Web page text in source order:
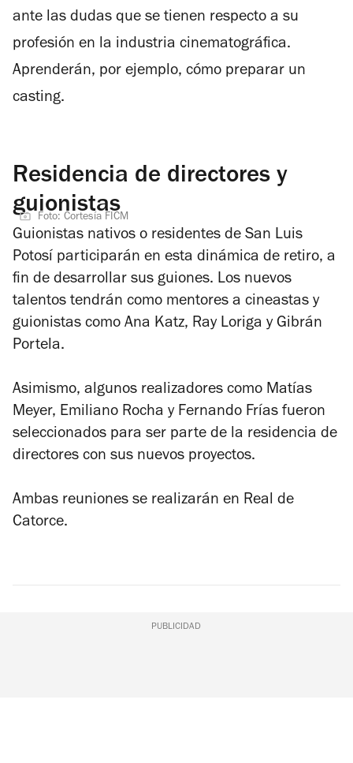
ante las dudas que se tienen respecto a su
profesión en la industria cinematográfica.
Aprenderán, por ejemplo, cómo preparar un
casting.
Residencia de directores y
guionistas
Foto: Cortesía FICM
Guionistas nativos o residentes de San Luis
Potosí participarán en esta dinámica de retiro, a
fin de desarrollar sus guiones. Los nuevos
talentos tendrán como mentores a cineastas y
guionistas como Ana Katz, Ray Loriga y Gibrán
Portela.
Asimismo, algunos realizadores como Matías
Meyer, Emiliano Rocha y Fernando Frías fueron
seleccionados para ser parte de la residencia de
directores con sus nuevos proyectos.
Ambas reuniones se realizarán en Real de
Catorce.
PUBLICIDAD